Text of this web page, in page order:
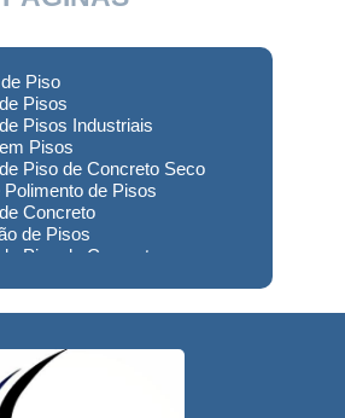
Piso
Pisos
Pisos Industriais
Pisos
Piso de Concreto Seco
de Pisos
Concreto
de Pisos
Piso de Concreto
de Piso de Concreto
Concreto
Polimento de Concreto